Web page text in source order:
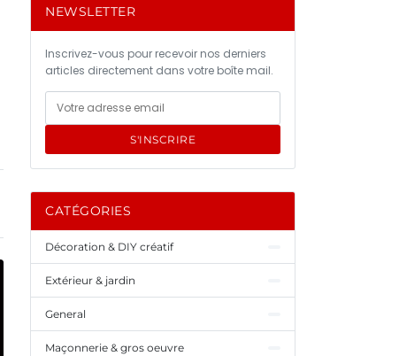
NEWSLETTER
Inscrivez-vous pour recevoir nos derniers
articles directement dans votre boîte mail.
S'INSCRIRE
CATÉGORIES
Décoration & DIY créatif
Extérieur & jardin
General
Maçonnerie & gros oeuvre